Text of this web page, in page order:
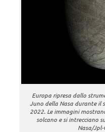
Europa ripresa dallo
Juno della Nasa durante il
2022. Le immagini
solcano e si intrecciano
Nasa/